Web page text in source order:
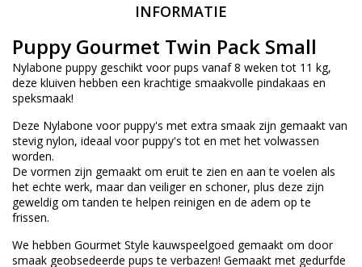
INFORMATIE
Puppy Gourmet Twin Pack Small
Nylabone puppy geschikt voor pups vanaf 8 weken tot 11 kg,
deze kluiven hebben een krachtige smaakvolle pindakaas en
speksmaak!
Deze Nylabone voor puppy's met extra smaak zijn gemaakt van
stevig nylon, ideaal voor puppy's tot en met het volwassen
worden.
De vormen zijn gemaakt om eruit te zien en aan te voelen als
het echte werk, maar dan veiliger en schoner, plus deze zijn
geweldig om tanden te helpen reinigen en de adem op te
frissen.
We hebben Gourmet Style kauwspeelgoed gemaakt om door
smaak geobsedeerde pups te verbazen! Gemaakt met gedurfde